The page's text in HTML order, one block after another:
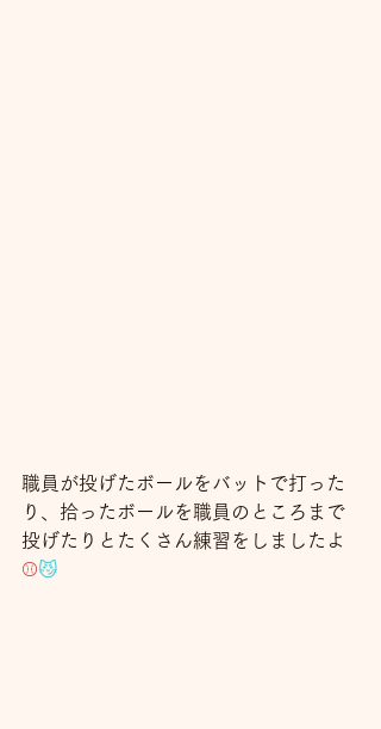
職員が投げたボールをバットで打った
り、拾ったボールを職員のところまで
投げたりとたくさん練習をしましたよ
⚾😼